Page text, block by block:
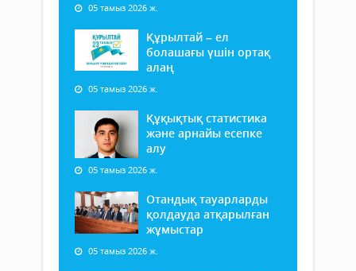
05 тамыз 2026 ж.
Құрылтай – ел
болашағы үшін ортақ
алаң
05 тамыз 2026 ж.
Құқықтық статистика
және арнайы есепке
алу
05 тамыз 2026 ж.
Отандық тауарларды
қолдауда атқарылған
жұмыстар
05 тамыз 2026 ж.